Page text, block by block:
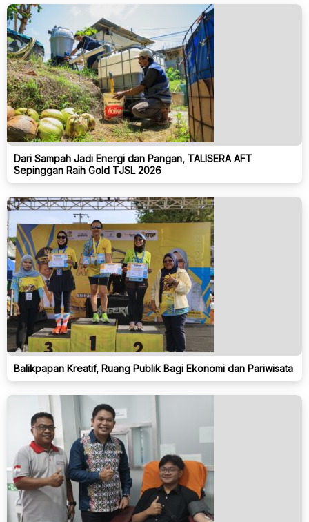
Dari Sampah Jadi Energi dan Pangan, TALISERA AFT
Sepinggan Raih Gold TJSL 2026
Balikpapan Kreatif, Ruang Publik Bagi Ekonomi dan Pariwisata